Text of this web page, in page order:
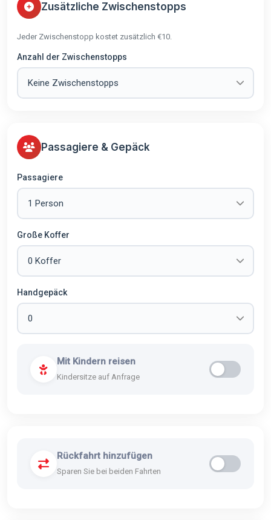
Zusätzliche Zwischenstopps
Jeder Zwischenstopp kostet zusätzlich €10.
Anzahl der Zwischenstopps
Passagiere & Gepäck
Passagiere
Große Koffer
Handgepäck
Mit Kindern reisen
Kindersitze auf Anfrage
Rückfahrt hinzufügen
Sparen Sie bei beiden Fahrten